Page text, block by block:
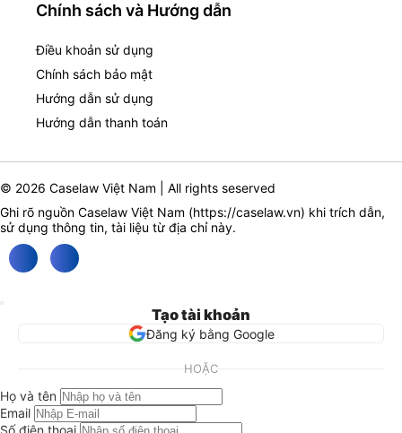
Chính sách và Hướng dẫn
Điều khoản sử dụng
Chính sách bảo mật
Hướng dẫn sử dụng
Hướng dẫn thanh toán
© 2026 Caselaw Việt Nam | All rights seserved
Ghi rõ nguồn Caselaw Việt Nam (https://caselaw.vn) khi trích dẫn,
sử dụng thông tin, tài liệu từ địa chỉ này.
Tạo tài khoản
Đăng ký bằng Google
HOẶC
Họ và tên
Email
Số điện thoại